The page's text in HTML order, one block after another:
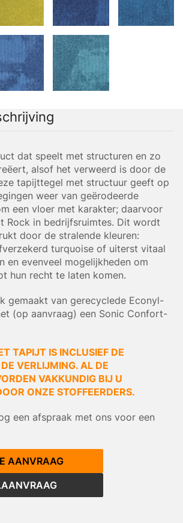
dat speelt met structuren en zo
alsof het verweerd is door de
tapijttegel met structuur geeft op
weer van geërodeerde
een vloer met karakter; daarvoor
Rock in bedrijfsruimtes. Dit wordt
door de stralende kleuren:
turquoise of uiterst vitaal
en evenveel mogelijkheden om
hun recht te laten komen.
gemaakt van gerecyclede Econyl-
(op aanvraag) een Sonic Confort-
TAPIJT IS INCLUSIEF DE
VERLIJMING. AL DE
VAKKUNDIG BIJ U
ONZE STOFFEERDERS.
een afspraak met ons voor een
AANVRAAG